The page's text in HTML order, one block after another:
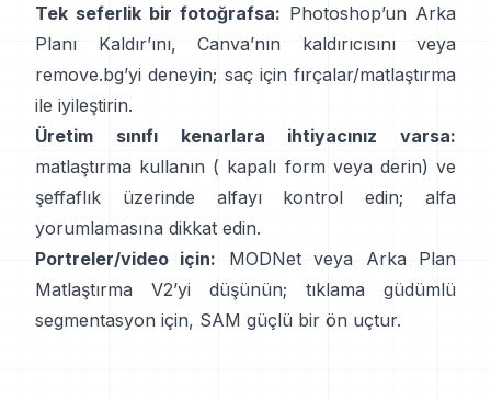
Tek seferlik bir fotoğrafsa: Photoshop’un Arka
Planı Kaldır’ını, Canva’nın kaldırıcısınıveya
remove.bg’yi deneyin; saç için fırçalar/matlaştırma
ile iyileştirin.
Üretim sınıfı kenarlara ihtiyacınız varsa:
matlaştırma kullanın ( kapalı form veya derin) ve
şeffaflık üzerinde alfayı kontrol edin;
alfa
yorumlamasına dikkat edin.
Portreler/video için:
MODNetveya
Arka Plan
Matlaştırma V2’yi düşünün; tıklama güdümlü
segmentasyon için, SAM güçlü bir ön uçtur.